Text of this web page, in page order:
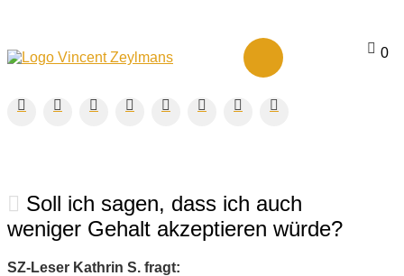
0
Soll ich sagen, dass ich auch
weniger Gehalt akzeptieren würde?
SZ-Leser Kathrin S. fragt: